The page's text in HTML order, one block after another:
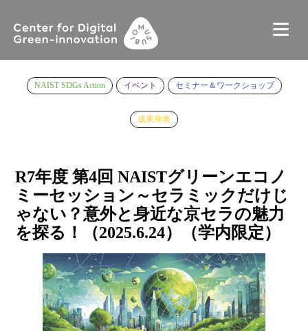
NAIST SDGs Action イベント セミナー＆ワークショップ
成果発表
R7年度 第4回 NAISTグリーンエコノ
ミーセッション～セラミックだけじ
ゃない？意外と身近な京セラの魅力
を探る！（2025.6.24）（学内限定）